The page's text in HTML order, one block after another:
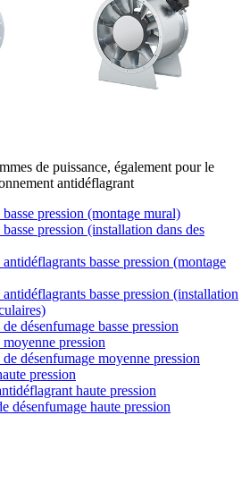
de puissance, également pour le
antidéflagrant
pression (montage mural)
pression (installation dans des
basse pression (montage
basse pression (installation
désenfumage basse pression
pression
désenfumage moyenne pression
pression
haute pression
désenfumage haute pression